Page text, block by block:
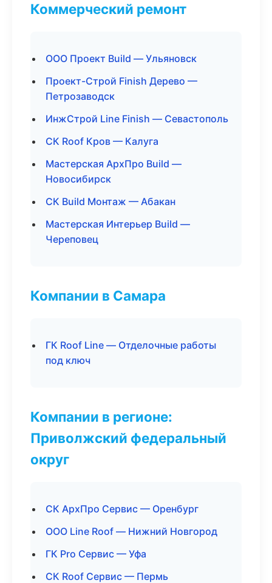
Коммерческий ремонт
ООО Проект Build — Ульяновск
Проект-Строй Finish Дерево —
Петрозаводск
ИнжСтрой Line Finish — Севастополь
СК Roof Кров — Калуга
Мастерская АрхПро Build —
Новосибирск
СК Build Монтаж — Абакан
Мастерская Интерьер Build —
Череповец
Компании в Самара
ГК Roof Line — Отделочные работы
под ключ
Компании в регионе:
Приволжский федеральный
округ
СК АрхПро Сервис — Оренбург
ООО Line Roof — Нижний Новгород
ГК Pro Сервис — Уфа
СК Roof Сервис — Пермь